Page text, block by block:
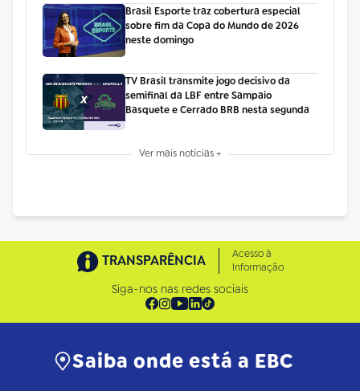
Brasil Esporte traz cobertura especial
sobre fim da Copa do Mundo de 2026
neste domingo
TV Brasil transmite jogo decisivo da
semifinal da LBF entre Sampaio
Basquete e Cerrado BRB nesta segunda
Ver mais notícias +
TRANSPARÊNCIA
Acesso à
Informação
Siga-nos nas redes sociais
Saiba onde está a EBC